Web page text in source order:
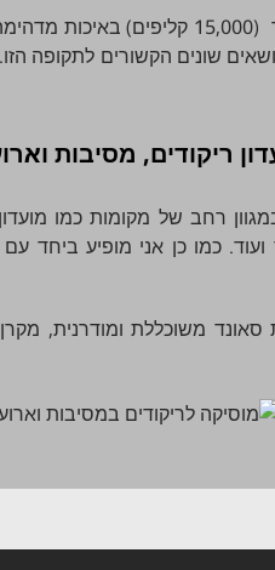
יש לנו את אוסף הקליפים העשיר
שונים הקשורים לתקופה
ריקודים, מסיבות
רחב של מקומות כמו
ועוד. כמו כן אני מופיע